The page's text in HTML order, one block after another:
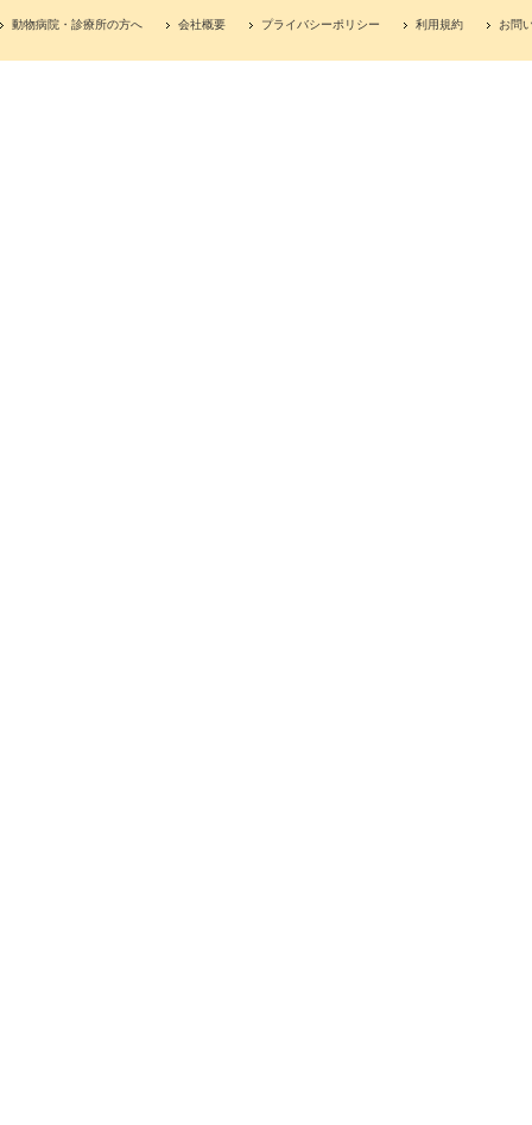
動物病院・診療所の方へ 会社概要 プライバシーポリシー 利用規約 お問